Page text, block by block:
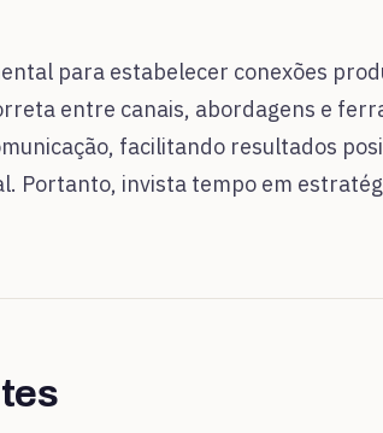
para estabelecer conexões
entre canais, abordagens e
facilitando resultados
Portanto, invista tempo em